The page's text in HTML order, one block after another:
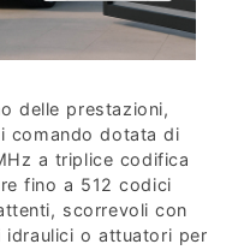
delle prestazioni,
comando dotata di
a triplice codifica
fino a 512 codici
scorrevoli con
o attuatori per